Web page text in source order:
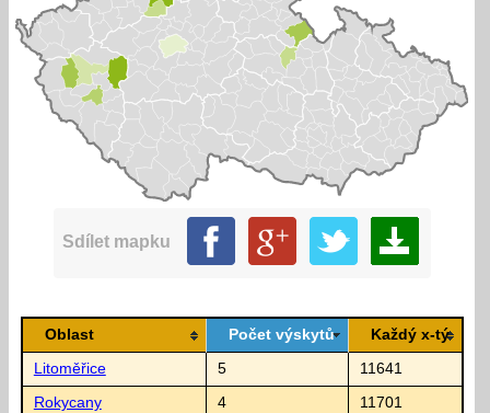
Sdílet mapku
Oblast Počet výskytů Každý x-tý
Litoměřice 5 11641
Rokycany 4 11701